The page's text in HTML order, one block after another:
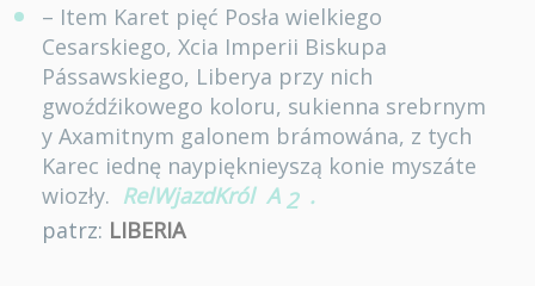
– Item Karet pięć Posła wielkiego
Cesarskiego, Xcia Imperii Biskupa
Pássawskiego, Liberya przy nich
gwoźdźikowego koloru, sukienna srebrnym
y Axamitnym galonem brámowána, z tych
Karec iednę naypięknieyszą konie myszáte
wiozły. RelWjazdKról A 2 .
patrz: LIBERIA